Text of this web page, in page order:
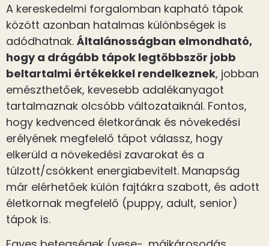
A kereskedelmi forgalomban kapható tápok
között azonban hatalmas különbségek is
adódhatnak. Általánosságban elmondható,
hogy a drágább tápok legtöbbször jobb
beltartalmi értékekkel rendelkeznek, jobban
emészthetőek, kevesebb adalékanyagot
tartalmaznak olcsóbb változataiknál. Fontos,
hogy kedvenced életkorának és növekedési
erélyének megfelelő tápot válassz, hogy
elkerüld a növekedési zavarokat és a
túlzott/csökkent energiabevitelt. Manapság
már elérhetőek külön fajtákra szabott, és adott
életkornak megfelelő (puppy, adult, senior)
tápok is.